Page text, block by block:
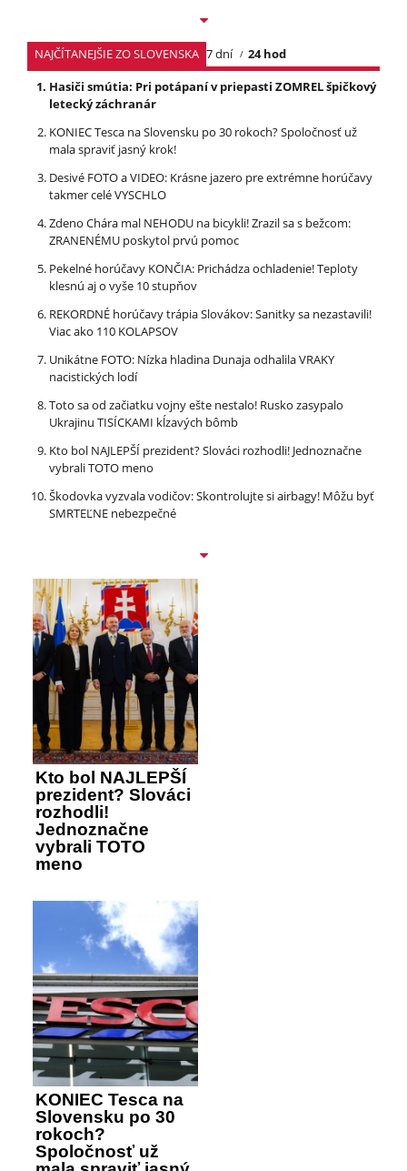
NAJČÍTANEJŠIE ZO SLOVENSKA 7 dní
24 hod
Hasiči smútia: Pri potápaní v priepasti ZOMREL špičkový
letecký záchranár
KONIEC Tesca na Slovensku po 30 rokoch? Spoločnosť už
mala spraviť jasný krok!
Desivé FOTO a VIDEO: Krásne jazero pre extrémne horúčavy
takmer celé VYSCHLO
Zdeno Chára mal NEHODU na bicykli! Zrazil sa s bežcom:
ZRANENÉMU poskytol prvú pomoc
Pekelné horúčavy KONČIA: Prichádza ochladenie! Teploty
klesnú aj o vyše 10 stupňov
REKORDNÉ horúčavy trápia Slovákov: Sanitky sa nezastavili!
Viac ako 110 KOLAPSOV
Unikátne FOTO: Nízka hladina Dunaja odhalila VRAKY
nacistických lodí
Toto sa od začiatku vojny ešte nestalo! Rusko zasypalo
Ukrajinu TISÍCKAMI kĺzavých bômb
Kto bol NAJLEPŠÍ prezident? Slováci rozhodli! Jednoznačne
vybrali TOTO meno
Škodovka vyzvala vodičov: Skontrolujte si airbagy! Môžu byť
SMRTEĽNE nebezpečné
Kto bol NAJLEPŠÍ
prezident? Slováci
rozhodli!
Jednoznačne
vybrali TOTO
meno
KONIEC Tesca na
Slovensku po 30
rokoch?
Spoločnosť už